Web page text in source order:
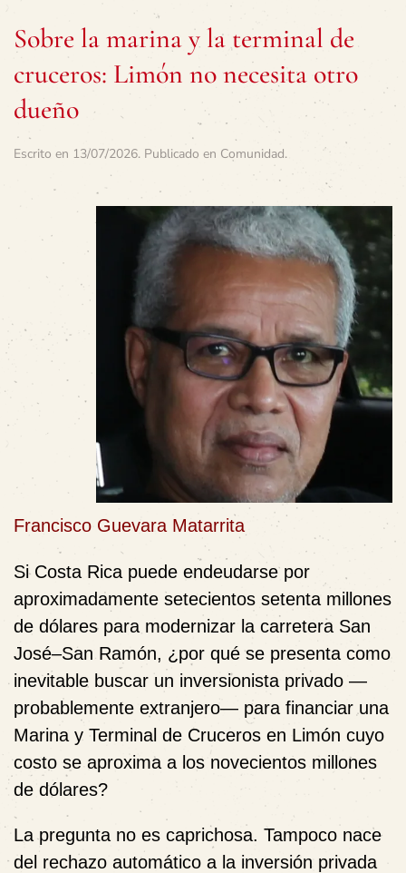
Sobre la marina y la terminal de
cruceros: Limón no necesita otro
dueño
Escrito en 13/07/2026. Publicado en Comunidad.
Francisco Guevara Matarrita
Si Costa Rica puede endeudarse por
aproximadamente setecientos setenta millones
de dólares para modernizar la carretera San
José–San Ramón, ¿por qué se presenta como
inevitable buscar un inversionista privado —
probablemente extranjero— para financiar una
Marina y Terminal de Cruceros en Limón cuyo
costo se aproxima a los novecientos millones
de dólares?
La pregunta no es caprichosa. Tampoco nace
del rechazo automático a la inversión privada